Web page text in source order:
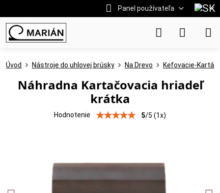
Panel používateľa
Úvod Nástroje do uhlovej brúsky Na Drevo Kefovacie-
Náhradna Kartačovacia hriadeľ
krátka
Hodnotenie 5/5 (1x)